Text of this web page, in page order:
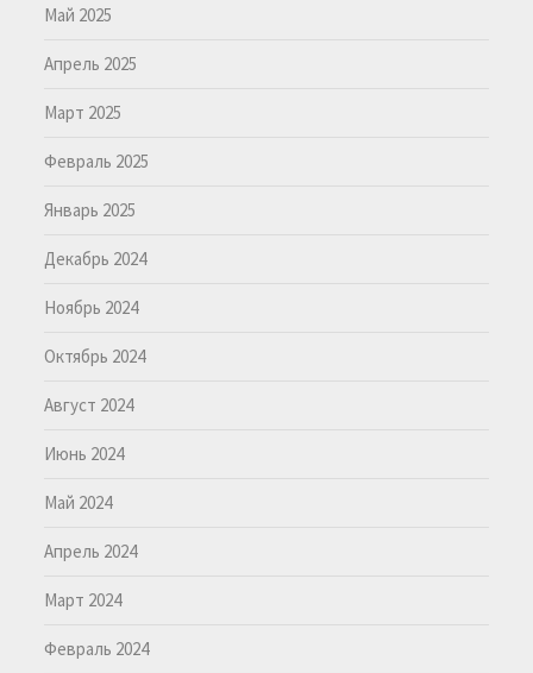
Май 2025
Апрель 2025
Март 2025
Февраль 2025
Январь 2025
Декабрь 2024
Ноябрь 2024
Октябрь 2024
Август 2024
Июнь 2024
Май 2024
Апрель 2024
Март 2024
Февраль 2024